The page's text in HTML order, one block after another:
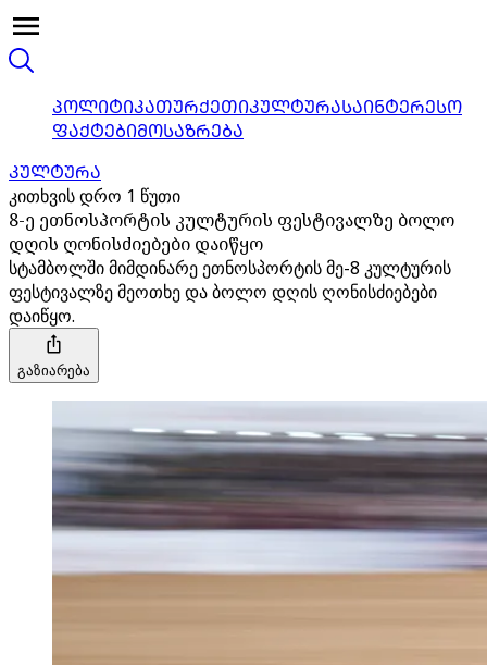
ᲞᲝᲚᲘᲢᲘᲙᲐᲗᲣᲠᲥᲔᲗᲘᲙᲣᲚᲢᲣᲠᲐᲡᲐᲘᲜᲢᲔᲠᲔᲡᲝ
ᲤᲐᲥᲢᲔᲑᲘᲛᲝᲡᲐᲖᲠᲔᲑᲐ
ᲙᲣᲚᲢᲣᲠᲐ
კითხვის დრო 1 წუთი
8-ე ეთნოსპორტის კულტურის ფესტივალზე ბოლო
დღის ღონისძიებები დაიწყო
სტამბოლში მიმდინარე ეთნოსპორტის მე-8 კულტურის
ფესტივალზე მეოთხე და ბოლო დღის ღონისძიებები
დაიწყო.
გაზიარება